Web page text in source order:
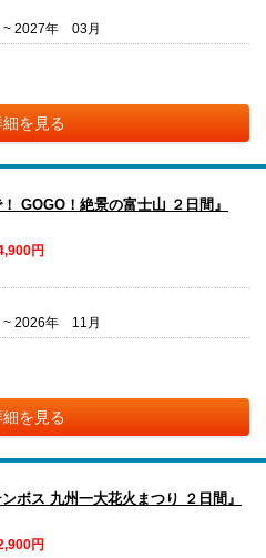
2027年 03月
細を見る
GOGO！絶景の富士山 ２日間』
円
2026年 11月
細を見る
ボス 九州一大花火まつり ２日間』
円